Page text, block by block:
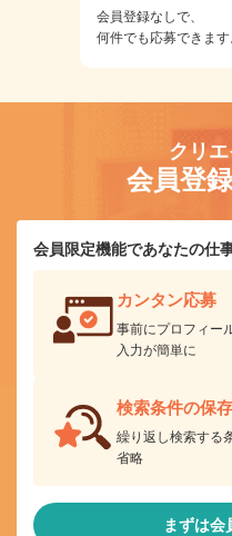
会員登録なしで、
何件でも応募できます
クリ
会員登
会員限定機能であなたの仕
カンタン応募
事前にプロフィー
入力が簡単に
検索条件の保存
繰り返し検索する
省略
まずは会